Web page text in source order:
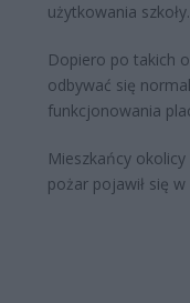
użytkowania szkoły.
Dopiero po takich
odbywać się
funkcjonowania
Mieszkańcy
pożar pojawił się